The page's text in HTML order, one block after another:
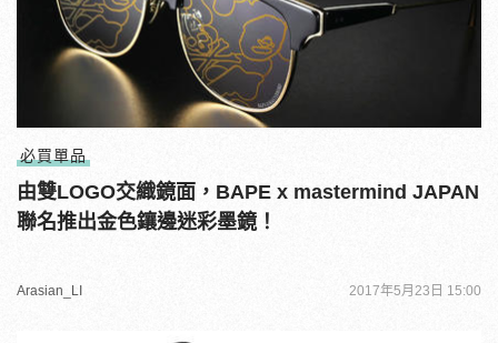
必買單品
由雙LOGO交織鏡面，BAPE x mastermind JAPAN
聯名推出金色鑲邊迷彩墨鏡！
Arasian_LI 2017年5月23日 15:00